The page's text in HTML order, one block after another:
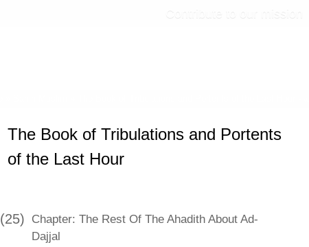
The Book of Tribulations and Portents
of the Last Hour
(25) Chapter: The Rest Of The Ahadith About Ad-
Dajjal